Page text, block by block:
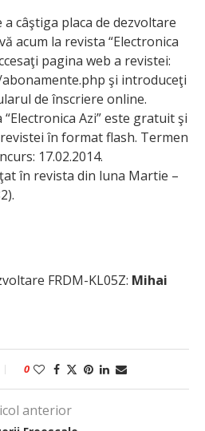
câştiga placa de dezvoltare
acum la revista “Electronica
pagina web a revistei:
şi introduceţi
de înscriere online.
Azi” este gratuit şi
în format flash. Termen
17.02.2014.
în revista din luna Martie –
FRDM-KL05Z: Mihai
0
anterior